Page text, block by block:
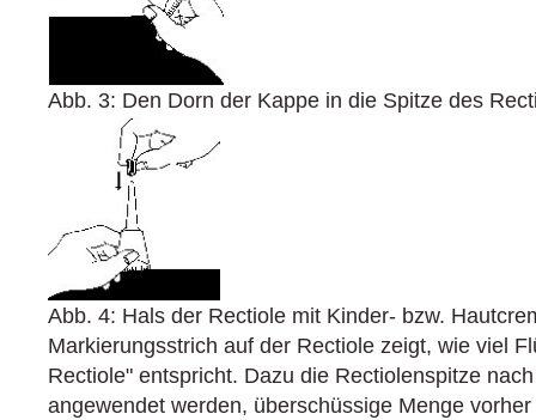
Abb. 3: Den Dorn der Kappe in die Spitze des
Abb. 4: Hals der Rectiole mit Kinder- bzw.
Markierungsstrich auf der Rectiole zeigt, wie viel
Rectiole" entspricht. Dazu die Rectiolenspitze
angewendet werden, überschüssige Menge